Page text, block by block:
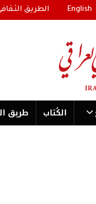
English الطريق
الكُتاب طریق